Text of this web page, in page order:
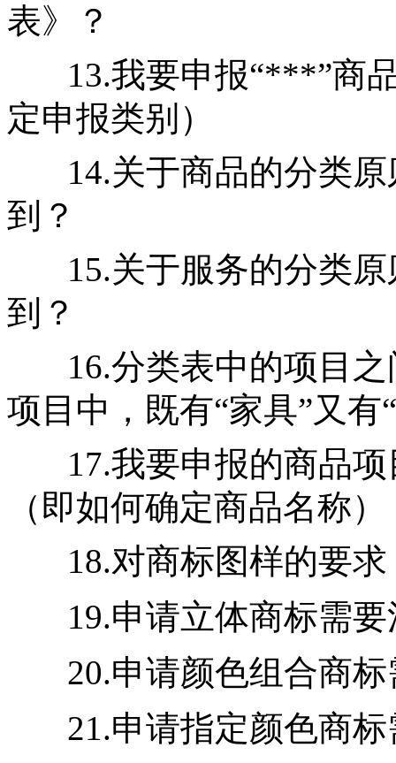
表》？
13.我要申报“***”商
定申报类别）
14.关于商品的分类
到？
15.关于服务的分类
到？
16.分类表中的项目
项目中，既有“家具”又
17.我要申报的商品
（即如何确定商品名称）
18.对商标图样的要求
19.申请立体商标需
20.申请颜色组合商
21.申请指定颜色商